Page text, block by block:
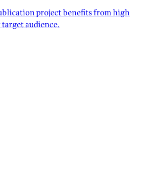
project benefits from high
audience.